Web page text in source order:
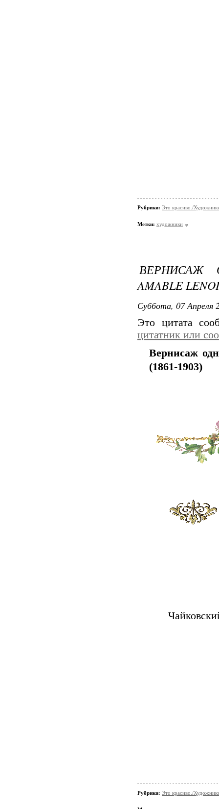
Рубрики: Это красиво./
Метки: художники
ВЕРНИСАЖ
AMABLE
Суббота, 07 Апреля
Это цитата
цитатник или
Вернисаж
(1861-1903)
Рубрики: Это красиво./